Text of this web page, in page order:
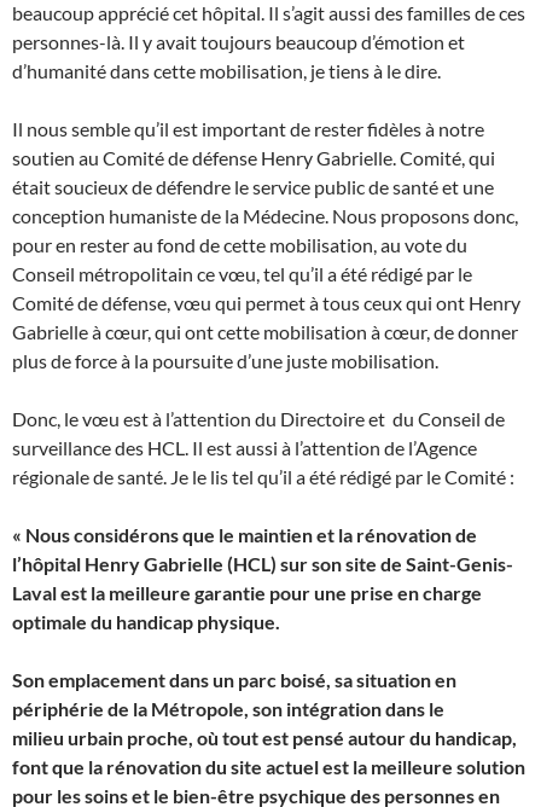
beaucoup apprécié cet hôpital. Il s’agit aussi des familles de ces
personnes-là. Il y avait toujours beaucoup d’émotion et
d’humanité dans cette mobilisation, je tiens à le dire.
Il nous semble qu’il est important de rester fidèles à notre
soutien au Comité de défense Henry Gabrielle. Comité, qui
était soucieux de défendre le service public de santé et une
conception humaniste de la Médecine. Nous proposons donc,
pour en rester au fond de cette mobilisation, au vote du
Conseil métropolitain ce vœu, tel qu’il a été rédigé par le
Comité de défense, vœu qui permet à tous ceux qui ont Henry
Gabrielle à cœur, qui ont cette mobilisation à cœur, de donner
plus de force à la poursuite d’une juste mobilisation.
Donc, le vœu est à l’attention du Directoire et du Conseil de
surveillance des HCL. Il est aussi à l’attention de l’Agence
régionale de santé. Je le lis tel qu’il a été rédigé par le Comité :
« Nous considérons que le maintien et la rénovation de
l’hôpital Henry Gabrielle (HCL) sur son site de Saint-Genis-
Laval est la meilleure garantie pour une prise en charge
optimale du handicap physique.
Son emplacement dans un parc boisé, sa situation en
périphérie de la Métropole, son intégration dans le
milieu urbain proche, où tout est pensé autour du handicap,
font que la rénovation du site actuel est la meilleure solution
pour les soins et le bien-être psychique des personnes en